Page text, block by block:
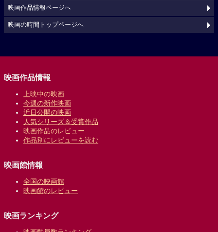
映画作品情報ページへ
映画の時間トップページへ
映画作品情報
上映中の映画
今週の新作映画
近日公開の映画
人気シリーズ＆受賞作品
映画作品のレビュー
作品別にレビューを読む
映画館情報
全国の映画館
映画館のレビュー
映画ランキング